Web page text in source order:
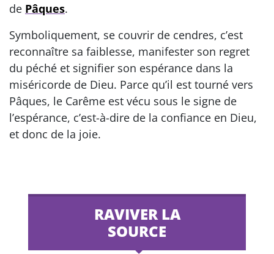
de Pâques.
Symboliquement, se couvrir de cendres, c’est
reconnaître sa faiblesse, manifester son regret
du péché et signifier son espérance dans la
miséricorde de Dieu. Parce qu’il est tourné vers
Pâques, le Carême est vécu sous le signe de
l’espérance, c’est-à-dire de la confiance en Dieu,
et donc de la joie.
RAVIVER LA
SOURCE